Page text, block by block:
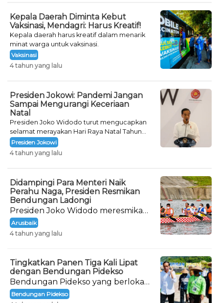
Kepala Daerah Diminta Kebut
Vaksinasi, Mendagri: Harus Kreatif!
Kepala daerah harus kreatif dalam menarik
minat warga untuk vaksinasi.
Vaksinasi
4 tahun yang lalu
Presiden Jokowi: Pandemi Jangan
Sampai Mengurangi Keceriaan
Natal
Presiden Joko Widodo turut mengucapkan
selamat merayakan Hari Raya Natal Tahun
2021 kepada umat Kristiani.
Presiden Jokowi
4 tahun yang lalu
Didampingi Para Menteri Naik
Perahu Naga, Presiden Resmikan
Bendungan Ladongi
Presiden Joko Widodo meresmikan
Bendungan Ladongi di Kabupaten
Kolaka Timur, Provinsi Sulawesi
Arusbaik
4 tahun yang lalu
Tingkatkan Panen Tiga Kali Lipat
dengan Bendungan Pidekso
Bendungan Pidekso yang berlokasi
di Kabupaten Wonogiri, Jawa
Bendungan Pidekso